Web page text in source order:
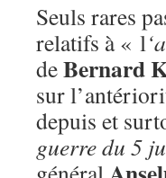
Seuls rares
relatifs à « l
deBernard
sur
depuis et
guerre du 5